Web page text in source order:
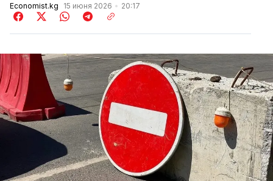
Economist.kg 15 июня 2026 20:17